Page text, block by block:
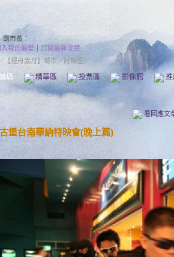
副市長：
入我的最愛
訂閱最新文章
【輕舟歲月】城市／討論區／
區 精華區 投票區 影像館
看回應文
堡台南華納特映會(晚上篇)